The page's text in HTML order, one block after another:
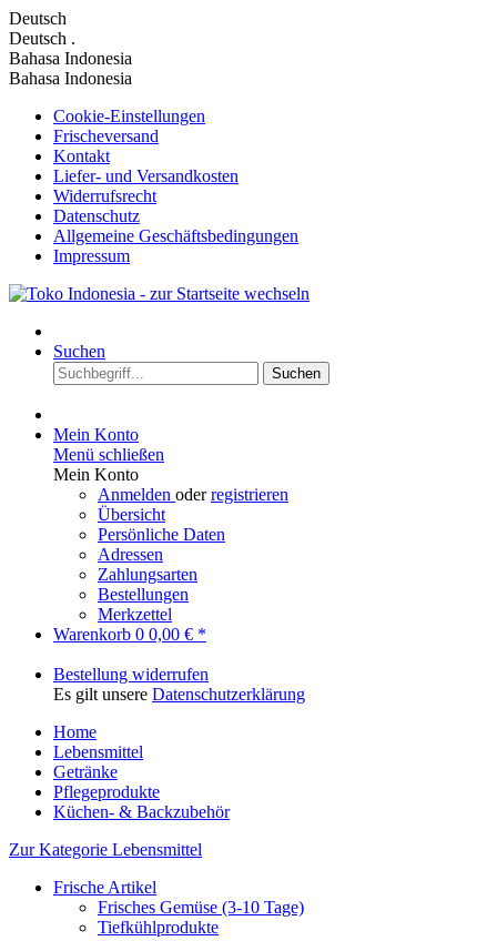
Deutsch
Deutsch .
Bahasa Indonesia
Bahasa Indonesia
Cookie-Einstellungen
Frischeversand
Kontakt
Liefer- und Versandkosten
Widerrufsrecht
Datenschutz
Allgemeine Geschäftsbedingungen
Impressum
Suchen
Suchen
Mein Konto
Menü schließen
Mein Konto
Anmelden oderregistrieren
Übersicht
Persönliche Daten
Adressen
Zahlungsarten
Bestellungen
Merkzettel
Warenkorb 0 0,00 € *
Bestellung widerrufen
Es gilt unsere Datenschutzerklärung
Home
Lebensmittel
Getränke
Pflegeprodukte
Küchen- & Backzubehör
Zur Kategorie Lebensmittel
Frische Artikel
Frisches Gemüse (3-10 Tage)
Tiefkühlprodukte